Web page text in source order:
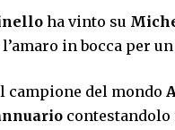
ha vinto su
in bocca per
campione del mondo